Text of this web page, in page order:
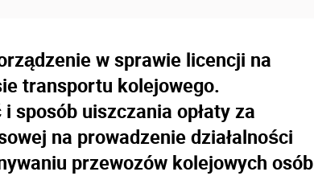
w sprawie licencji na
transportu kolejowego.
sposób uiszczania opłaty za
na prowadzenie działalności
przewozów kolejowych osób